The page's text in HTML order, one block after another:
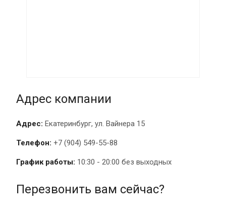
Адрес компании
Адрес: Екатеринбург, ул. Вайнера 15
Телефон: +7 (904) 549-55-88
График работы: 10:30 - 20:00 без выходных
Перезвонить вам сейчас?